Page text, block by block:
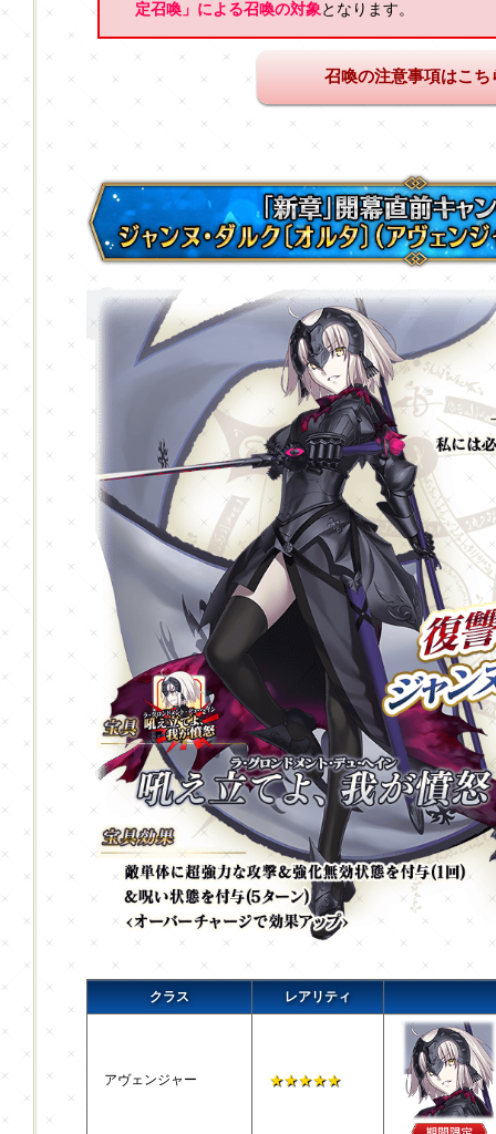
定召喚」による召喚の対象となります。
召喚の注意事項はこち
クラス レアリティ
アヴェンジャー ★★★★★